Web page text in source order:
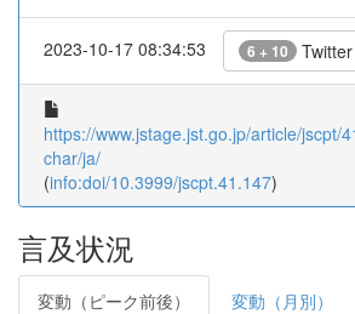
2023-10-17 08:34:53 6 + 10 Twitter
https://www.jstage.jst.go.jp/article/jscpt/
char/ja/
(info:doi/10.3999/jscpt.41.147)
言及状況
変動（ピーク前後） 変動（月別）